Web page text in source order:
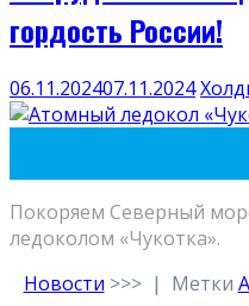
гордость России!
06.11.202407.11.2024
Покоряем Северный
ледоколом «Чукотка».
Новости >>> | Метки